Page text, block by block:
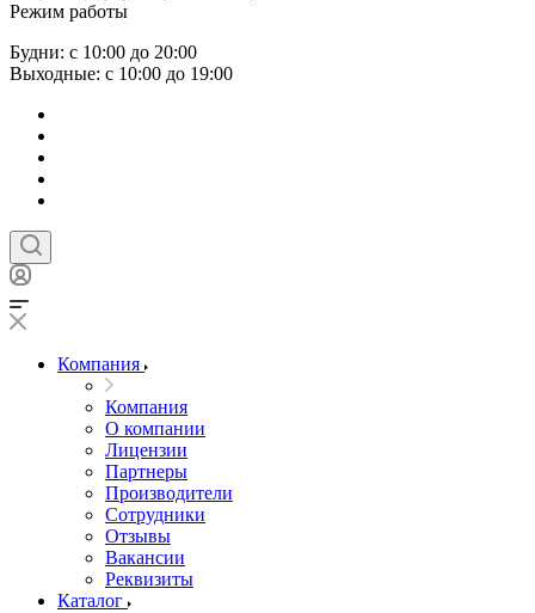
Режим работы
Будни: с 10:00 до 20:00
Выходные: с 10:00 до 19:00
Компания
Компания
О компании
Лицензии
Партнеры
Производители
Сотрудники
Отзывы
Вакансии
Реквизиты
Каталог